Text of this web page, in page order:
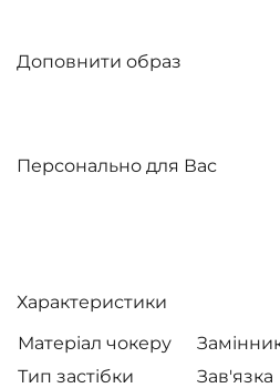
Доповнити образ
Персонально для Вас
Характеристики
Матеріал чокеру
Тип застібки
Зав'язка